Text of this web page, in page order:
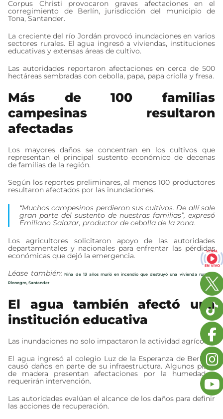
Corpus Christi provocaron graves afectaciones en el
corregimiento de Berlín, jurisdicción del municipio de
Tona, Santander.
La creciente del río Jordán provocó inundaciones en varios
sectores rurales. El agua ingresó a viviendas, instituciones
educativas y extensas áreas de cultivo.
Las autoridades reportaron afectaciones en cerca de 500
hectáreas sembradas con cebolla, papa, papa criolla y fresa.
Más de 100 familias
campesinas resultaron
afectadas
Los mayores daños se concentran en los cultivos que
representan el principal sustento económico de decenas
de familias de la región.
Según los reportes preliminares, al menos 100 productores
resultaron afectados por las inundaciones.
“Muchos campesinos perdieron sus cultivos. De allí sale
gran parte del sustento de nuestras familias”, expresó
Emiliano Salazar, productor de cebolla de la zona.
Los agricultores solicitaron apoyo de las autoridades
departamentales y nacionales para enfrentar las pérdidas
económicas que dejó la emergencia.
Léase también: Niña de 13 años murió en incendio que destruyó una vivienda rural en
Rionegro, Santander
El agua también afectó una
institución educativa
Las inundaciones no solo impactaron la actividad agrícola.
El agua ingresó al colegio Luz de la Esperanza de Berlín y
causó daños en parte de su infraestructura. Algunos pisos
de madera presentan afectaciones por la humedad y
requerirán intervención.
Las autoridades evalúan el alcance de los daños para definir
las acciones de recuperación.